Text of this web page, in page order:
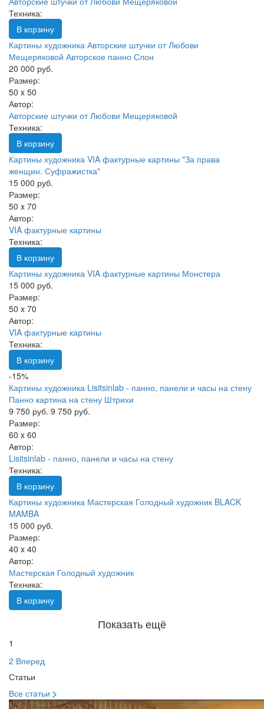
Техника:
В корзину
Картины художника Авторские штучки от Любови
Мещеряковой Авторское панно Слон
20 000 руб.
Размер:
50 x 50
Автор:
Авторские штучки от Любови Мещеряковой
Техника:
В корзину
Картины художника VIA фактурные картины "За права
женщин. Суфражистка"
15 000 руб.
Размер:
50 x 70
Автор:
VIA фактурные картины
Техника:
В корзину
Картины художника VIA фактурные картины Монстера
15 000 руб.
Размер:
50 x 70
Автор:
VIA фактурные картины
Техника:
В корзину
-15%
Картины художника Lisitsinlab - панно, панели и часы на стену
Панно картина на стену Штрихи
9 750 руб. 9 750 руб.
Размер:
60 x 60
Автор:
Lisitsinlab - панно, панели и часы на стену
Техника:
В корзину
Картины художника Мастерская Голодный художник BLACK
MAMBA
15 000 руб.
Размер:
40 x 40
Автор:
Мастерская Голодный художник
Техника:
В корзину
Показать ещё
1
2 Вперед
Статьи
Все статьи